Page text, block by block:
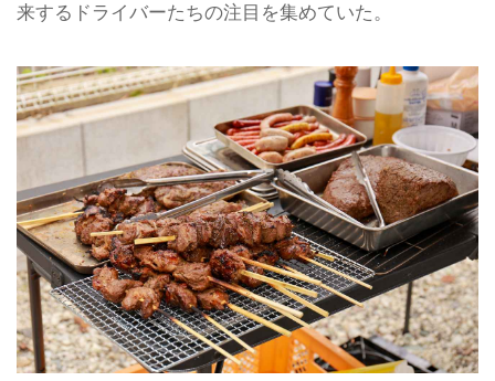
来するドライバーたちの注目を集めていた。